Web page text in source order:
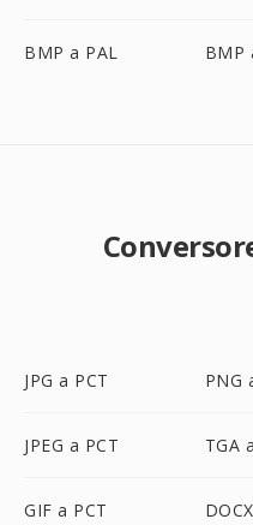
BMP a PAL BMP
JPG a PCT PNG
JPEG a PCT TGA
GIF a PCT